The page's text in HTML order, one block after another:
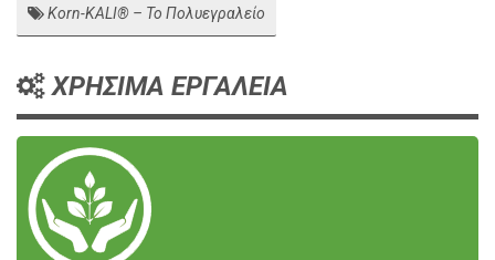
Korn-KALI® – Το Πολυεγραλείο
ΧΡΗΣΙΜΑ ΕΡΓΑΛΕΙΑ